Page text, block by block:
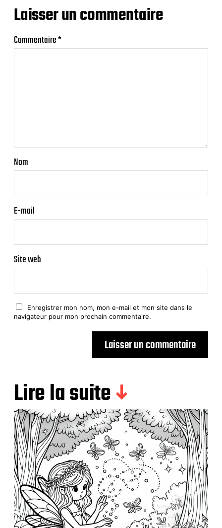
Laisser un commentaire
Commentaire*
Nom
E-mail
Site web
Enregistrer mon nom, mon e-mail et mon site dans le
navigateur pour mon prochain commentaire.
Lire la suite